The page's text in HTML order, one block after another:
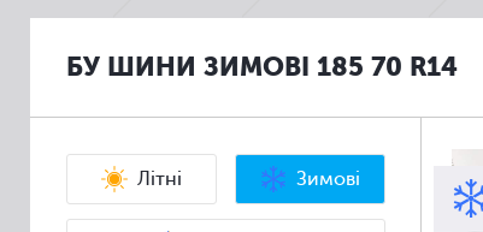
ШИНИ ДИСКИ
БУ ШИНИ ЗИМОВІ 185 70 R14
Літні Зимові